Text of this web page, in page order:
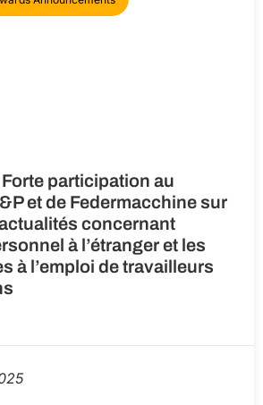
participation au
et de Federmacchine sur
concernant
à l’étranger et les
à l’emploi de travailleurs